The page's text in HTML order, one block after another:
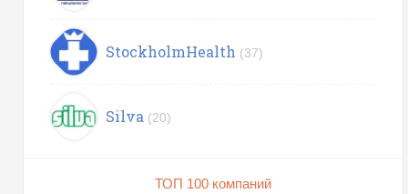
StockholmHealth (37)
Silva (20)
ТОП 100 компаний